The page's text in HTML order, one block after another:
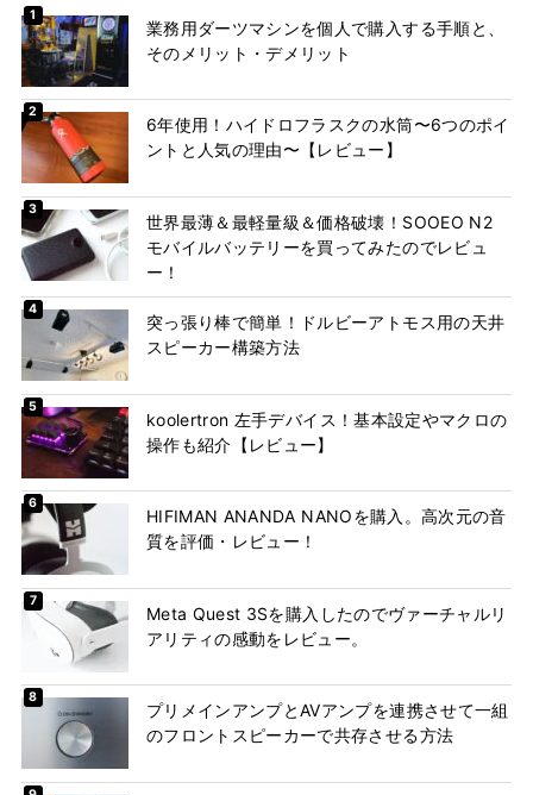
業務用ダーツマシンを個人で購入する手順と、
そのメリット・デメリット
6年使用！ハイドロフラスクの水筒〜6つのポイ
ントと人気の理由〜【レビュー】
世界最薄＆最軽量級＆価格破壊！SOOEO N2
モバイルバッテリーを買ってみたのでレビュ
ー！
突っ張り棒で簡単！ドルビーアトモス用の天井
スピーカー構築方法
koolertron 左手デバイス！基本設定やマクロの
操作も紹介【レビュー】
HIFIMAN ANANDA NANOを購入。高次元の音
質を評価・レビュー！
Meta Quest 3Sを購入したのでヴァーチャルリ
アリティの感動をレビュー。
プリメインアンプとAVアンプを連携させて一組
のフロントスピーカーで共存させる方法